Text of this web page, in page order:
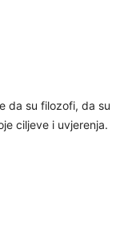
da su filozofi, da su
ciljeve i uvjerenja.